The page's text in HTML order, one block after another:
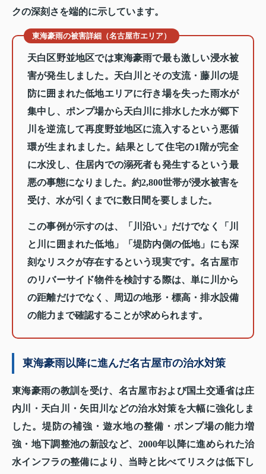
クの深刻さを端的に示しています。
東海豪雨の被害詳細（名古屋市エリア）
天白区野並地区では東海豪雨で最も激しい浸水被
害が発生しました。天白川とその支流・藤川の堤
防に囲まれた低地エリアに行き場を失った雨水が
集中し、ポンプ場から天白川に排水した水が郷下
川を逆流して再度野並地区に流入するという悪循
環が生まれました。結果として住宅の1階が完全
に水没し、住居内での溺死者も発生するという最
悪の事態になりました。約2,800世帯が浸水被害を
受け、水が引くまでに数日間を要しました。
この事例が示すのは、「川沿い」だけでなく「川
と川に囲まれた低地」「堤防内側の低地」にも深
刻なリスクが存在するという現実です。名古屋市
のリバーサイド物件を検討する際は、単に川から
の距離だけでなく、周辺の地形・標高・排水設備
の能力まで確認することが求められます。
東海豪雨以降に進んだ名古屋市の治水対策
東海豪雨の教訓を受け、名古屋市および国土交通省は庄
内川・天白川・矢田川などの治水対策を大幅に強化しま
した。堤防の補強・遊水地の整備・ポンプ場の能力増
強・地下調整池の新設など、2000年以降に進められた治
水インフラの整備により、当時と比べてリスクは低下し